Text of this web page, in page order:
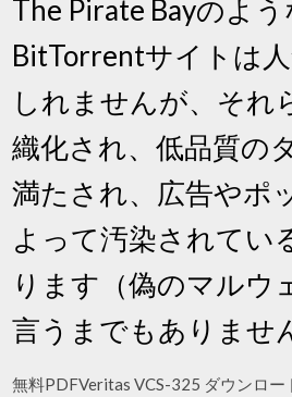
The Pirate Bayのよ
BitTorrentサイトは
しれませんが、それ
織化され、低品質の
満たされ、広告やポ
よって汚染されてい
ります（偽のマルウ
言うまでもありませ
無料PDFVeritas VCS-325 ダウンロー